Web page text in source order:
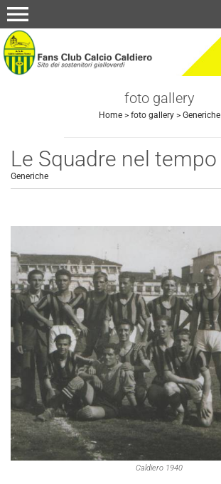
menu
foto gallery
Home> foto gallery> Generiche
Le Squadre nel tempo
Generiche
Caldiero 1940